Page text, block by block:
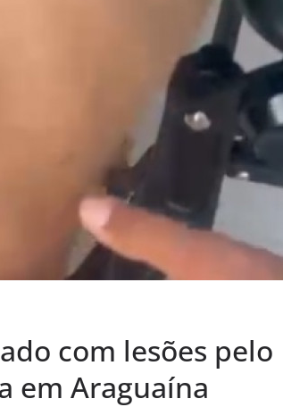
com lesões pelo
em Araguaína